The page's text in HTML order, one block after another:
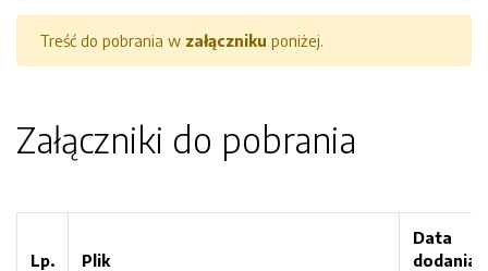
Treść do pobrania w załączniku poniżej.
Załączniki do pobrania
Lp. Plik
Data
dodania